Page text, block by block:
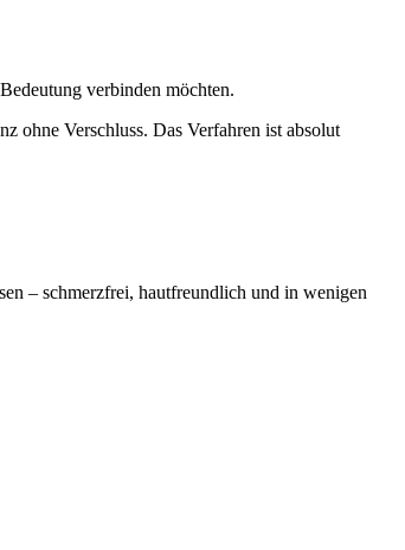
verbinden möchten.
ohne Verschluss. Das Verfahren ist absolut
– schmerzfrei, hautfreundlich und in wenigen